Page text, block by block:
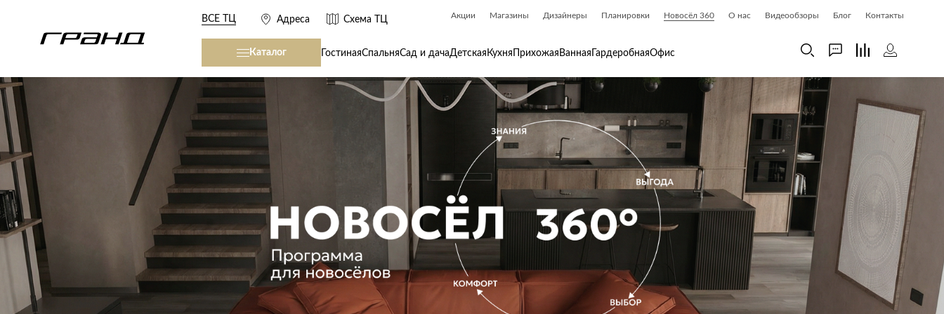
ВСЕ ТЦ Адреса Схема ТЦ Акции Магазины Дизайнеры Планировки Новосёл 360 О нас Видеообзоры Блог Контакты
Каталог ГостинаяСпальняСад и дачаДетская Кухня Прихожая Ванная ГардеробнаяОфис
Консоли
Кофейные столики
Обеденные столы
Письменные столы
Приставные столики
Сервировочные столики
Туалетные столики
Кровати, матрасы, товары для
сна
Товары для сна
Кухонные гарнитуры
Мягкая мебель
Диваны
Душ
Душевые каналы и трапы
Душевые ограждения и поддоны
Радиаторы
Раковины
Системы инсталляций
Системы скрытого монтажа
Товары для дома
Ароматы для дома и косметика
Бытовая химия
Вешалки
Гладильные доски
Декор
Ковры
Стремянки
Шкафы
Газетницы
Гардеробные системы
Книжные шкафы и библиотеки
Прихожие
Стеллажи и витрины
Шкафы навесные
Шкафы распашные
Шкафы-купе